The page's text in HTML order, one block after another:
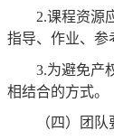
和易用性。
2.
课程资源
指导、作业、
3.为避免产
相结合的方式。